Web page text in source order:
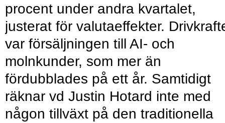
procent under andra kvartalet,
justerat för valutaeffekter.
var försäljningen till AI- och
molnkunder, som mer än
fördubblades på ett år. Samtidigt
räknar vd Justin Hotard inte med
någon tillväxt på den traditionella